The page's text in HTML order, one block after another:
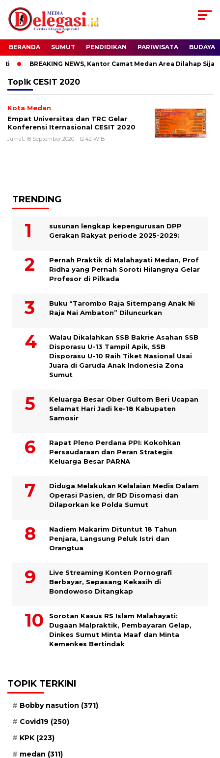
BERANDA SUMUT PENDIDIKAN PARIWISATA BUDAYA
BREAKING NEWS, Kantor Camat Medan Area Dilahap
Topik CESIT 2020
Kota Medan
Empat Universitas dan TRC Gelar
Konferensi Iternasional CESIT 2020
Jumat, 18 September 2020 - 12:42 WIB
TRENDING
susunan lengkap kepengurusan DPP
Gerakan Rakyat periode 2025-2029:
Pernah Praktik di Malahayati Medan, Prof
Ridha yang Pernah Soroti Hilangnya Gelar
Profesor di Pilkada
Buku “Tarombo Raja Sitempang Anak Ni
Raja Nai Ambaton” Diluncurkan
Walau Dikalahkan SSB Bakrie Asahan SSB
Disporasu U-13 Tampil Apik, SSB
Disporasu U-10 Raih Tiket Nasional Usai
Juara di Garuda Anak Indonesia Zona
Sumut
Keluarga Besar Ober Gultom Beri Ucapan
Selamat Hari Jadi ke-18 Kabupaten
Samosir
Rapat Pleno Perdana PPI: Kokohkan
Persaudaraan dan Peran Strategis
Keluarga Besar PARNA
Diduga Melakukan Kelalaian Medis Dalam
Operasi Pasien, dr RD Disomasi dan
Dilaporkan ke Polda Sumut
​Nadiem Makarim Dituntut 18 Tahun
Penjara, Langsung Peluk Istri dan
Orangtua
Live Streaming Konten Pornografi
Berbayar, Sepasang Kekasih di
Bondowoso Ditangkap
Sorotan Kasus RS Islam Malahayati:
Dugaan Malpraktik, Pembayaran Gelap,
Dinkes Sumut Minta Maaf dan Minta
Kemenkes Bertindak
TOPIK TERKINI
Bobby nasution (371)
Covid19 (250)
KPK (223)
medan (311)